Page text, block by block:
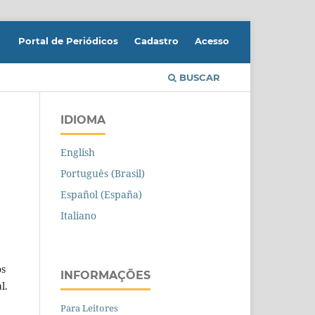
BUSCAR
Portal de Periódicos Cadastro Acesso
IDIOMA
English
Português (Brasil)
Español (España)
Italiano
INFORMAÇÕES
Para Leitores